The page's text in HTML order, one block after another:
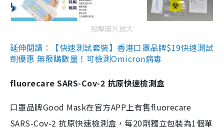
點擊圖片放大
延伸閱讀：【快速測試套裝】香港口罩品牌$19快速測試
劑優惠 無限購數量！可檢測Omicron病毒
fluorecare SARS-Cov-2 抗原快速檢測盒
口罩品牌Good Mask在官方APP上有售fluorecare
SARS-Cov-2 抗原快速檢測盒，每20劑獨立包裝為1個單